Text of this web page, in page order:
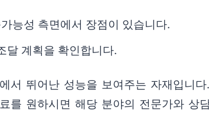
능성 측면에서 장점이 있습니다.
달 계획을 확인합니다.
서 뛰어난 성능을 보여주는 자재입니
를 원하시면 해당 분야의 전문가와 상